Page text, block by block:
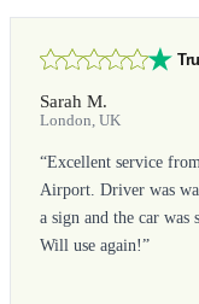
Sarah M.
London, UK
“Excellent service
Airport. Driver was
a sign and the car was
Will use again!”